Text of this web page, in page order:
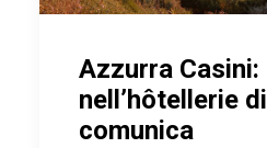
Azzurra Casini:
nell’hôtellerie
comunica